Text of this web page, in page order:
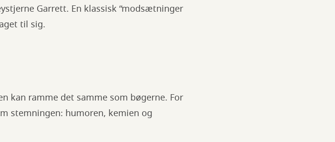
Garrett. En klassisk “modsætninger
til sig.
kan ramme det samme som bøgerne. For
stemningen: humoren, kemien og